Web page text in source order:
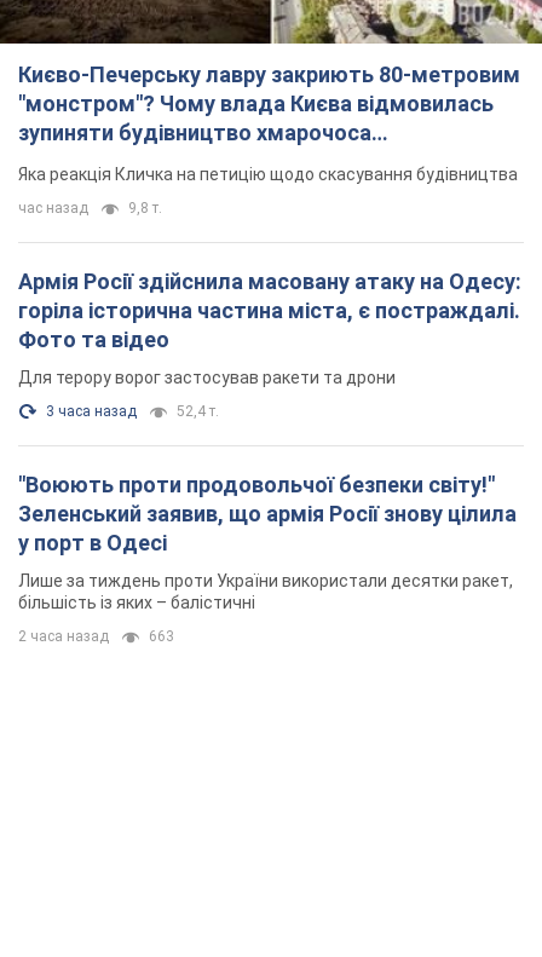
Києво-Печерську лавру закриють 80-метровим
"монстром"? Чому влада Києва відмовилась
зупиняти будівництво хмарочоса
"московського вірянина"
Яка реакція Кличка на петицію щодо скасування будівництва
час назад 9,8 т.
Армія Росії здійснила масовану атаку на Одесу:
горіла історична частина міста, є постраждалі.
Фото та відео
Для терору ворог застосував ракети та дрони
3 часа назад 52,4 т.
"Воюють проти продовольчої безпеки світу!"
Зеленський заявив, що армія Росії знову цілила
у порт в Одесі
Лише за тиждень проти України використали десятки ракет,
більшість із яких – балістичні
2 часа назад 663